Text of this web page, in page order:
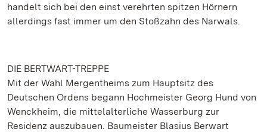
handelt sich bei den einst verehrten spitzen Hörnern
allerdings fast immer um den Stoßzahn des Narwals.
DIE BERTWART-TREPPE
Mit der Wahl Mergentheims zum Hauptsitz des
Deutschen Ordens begann Hochmeister Georg Hund von
Wenckheim, die mittelalterliche Wasserburg zur
Residenz auszubauen. Baumeister Blasius Berwart